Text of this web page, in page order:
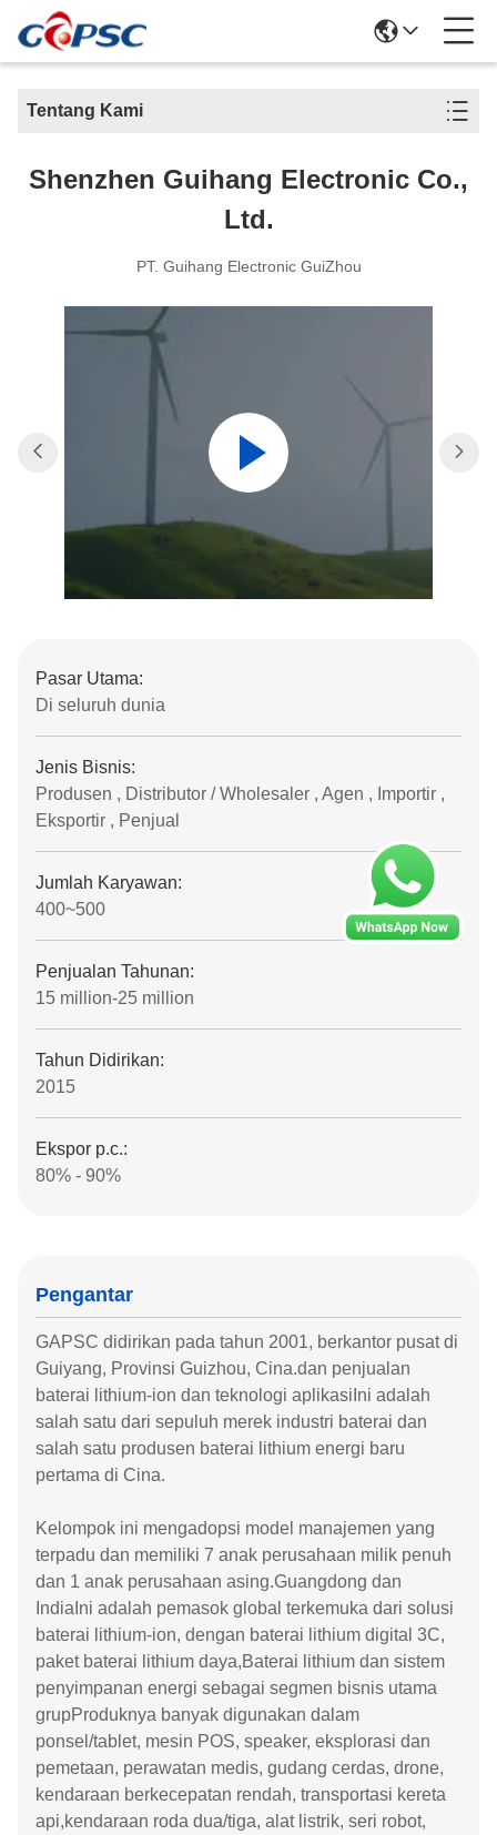
Tentang Kami
Shenzhen Guihang Electronic Co.,
Ltd.
PT. Guihang Electronic GuiZhou
Pasar Utama:
Di seluruh dunia
Jenis Bisnis:
Produsen , Distributor / Wholesaler , Agen , Importir ,
Eksportir , Penjual
Jumlah Karyawan:
400~500
Penjualan Tahunan:
15 million-25 million
Tahun Didirikan:
2015
Ekspor p.c.:
80% - 90%
Pengantar
GAPSC didirikan pada tahun 2001, berkantor pusat di
Guiyang, Provinsi Guizhou, Cina.dan penjualan
baterai lithium-ion dan teknologi aplikasiIni adalah
salah satu dari sepuluh merek industri baterai dan
salah satu produsen baterai lithium energi baru
pertama di Cina.
Kelompok ini mengadopsi model manajemen yang
terpadu dan memiliki 7 anak perusahaan milik penuh
dan 1 anak perusahaan asing.Guangdong dan
IndiaIni adalah pemasok global terkemuka dari solusi
baterai lithium-ion, dengan baterai lithium digital 3C,
paket baterai lithium daya,Baterai lithium dan sistem
penyimpanan energi sebagai segmen bisnis utama
grupProduknya banyak digunakan dalam
ponsel/tablet, mesin POS, speaker, eksplorasi dan
pemetaan, perawatan medis, gudang cerdas, drone,
kendaraan berkecepatan rendah, transportasi kereta
api,kendaraan roda dua/tiga, alat listrik, seri robot,